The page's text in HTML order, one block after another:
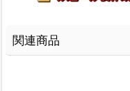
関連商品